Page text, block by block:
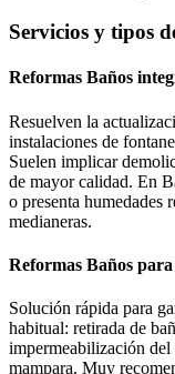
Servicios y tipos
Reformas Baños
Resuelven la
instalaciones de
Suelen implicar
de mayor calidad. En
o presenta humedades
medianeras.
Reformas Baños
Solución rápida para
habitual: retirada de
impermeabilización
mampara. Muy